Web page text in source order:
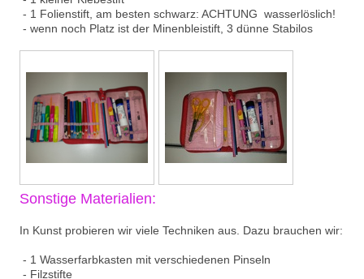
- 1 Folienstift, am besten schwarz: ACHTUNG wasserlöslich!
- wenn noch Platz ist der Minenbleistift, 3 dünne Stabilos
Sonstige Materialien:
In Kunst probieren wir viele Techniken aus. Dazu brauchen wir:
- 1 Wasserfarbkasten mit verschiedenen Pinseln
- Filzstifte